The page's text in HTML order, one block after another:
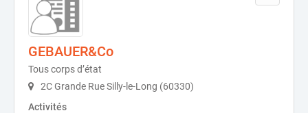
GEBAUER&Co
Tous corps d’état
2C Grande Rue Silly-le-Long (60330)
Activités